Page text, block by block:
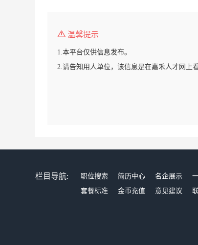
温馨提示
1.本平台仅供信息发布。
2.请告知用人单位，该信息是在嘉禾人才网上看
栏目导航: 职位搜索 简历中心 名企展示
套餐标准
金币充值 意见建议